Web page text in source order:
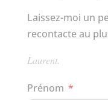
Laissez-moi un
recontacte au
Laurent.
Prénom